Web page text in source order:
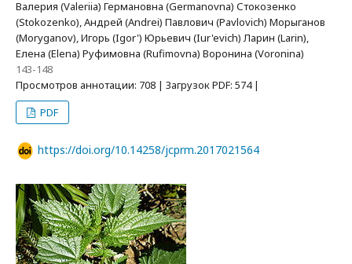
Валерия (Valeriia) Германовна (Germanovna) Стокозенко
(Stokozenko), Андрей (Andrei) Павлович (Pavlovich) Морыганов
(Moryganov), Игорь (Igor') Юрьевич (Iur'evich) Ларин (Larin),
Елена (Elena) Руфимовна (Rufimovna) Воронина (Voronina)
143-148
Просмотров аннотации: 708 | Загрузок PDF: 574 |
PDF
https://doi.org/10.14258/jcprm.2017021564